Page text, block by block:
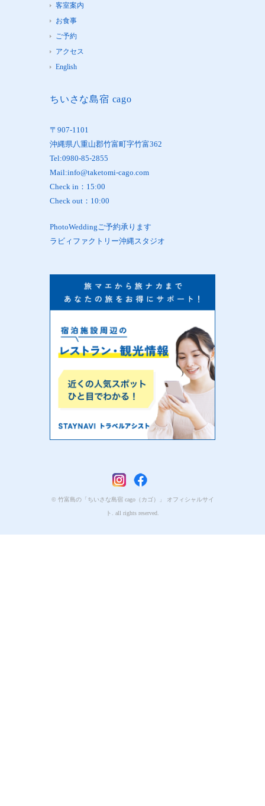
客室案内
お食事
ご予約
アクセス
English
ちいさな島宿 cago
〒907-1101
沖縄県八重山郡竹富町字竹富362
Tel:0980-85-2855
Mail:info@taketomi-cago.com
Check in：15:00
Check out：10:00
PhotoWeddingご予約承ります
ラビィファクトリー沖縄スタジオ
© 竹富島の「ちいさな島宿 cago（カゴ）」 オフィシャルサイ
ト. all rights reserved.